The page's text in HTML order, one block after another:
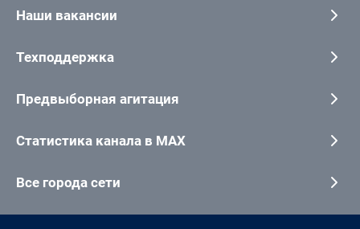
Наши вакансии
Техподдержка
Предвыборная агитация
Статистика канала в MAX
Все города сети